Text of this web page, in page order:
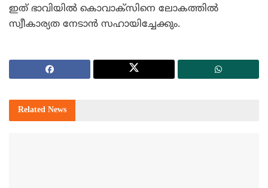
ഇത് ഭാവിയില്‍ കൊവാക്‌സിനെ ലോകത്തില്‍
സ്വീകാര്യത നേടാന്‍ സഹായിച്ചേക്കും.
Related News